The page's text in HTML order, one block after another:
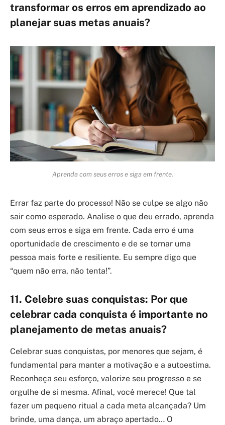
transformar os erros em aprendizado ao
planejar suas metas anuais?
Aprenda com seus erros e siga em frente.
Errar faz parte do processo! Não se culpe se algo não
sair como esperado. Analise o que deu errado, aprenda
com seus erros e siga em frente. Cada erro é uma
oportunidade de crescimento e de se tornar uma
pessoa mais forte e resiliente. Eu sempre digo que
“quem não erra, não tenta!”.
11. Celebre suas conquistas: Por que
celebrar cada conquista é importante no
planejamento de metas anuais?
Celebrar suas conquistas, por menores que sejam, é
fundamental para manter a motivação e a autoestima.
Reconheça seu esforço, valorize seu progresso e se
orgulhe de si mesma. Afinal, você merece! Que tal
fazer um pequeno ritual a cada meta alcançada? Um
brinde, uma dança, um abraço apertado… O